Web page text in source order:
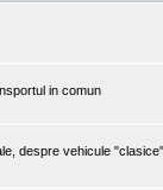
in comun
despre vehicule